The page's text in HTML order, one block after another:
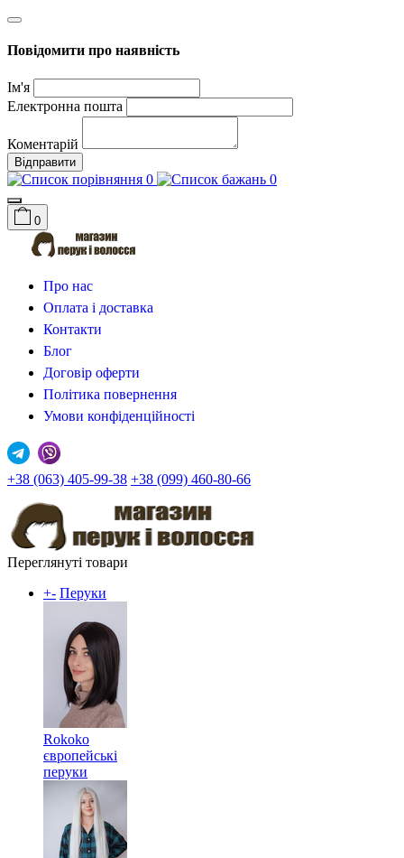
Повідомити про наявність
Ім'я
Електронна пошта
Коментарій
Відправити
0 0
0
Про нас
Оплата і доставка
Контакти
Блог
Договір оферти
Політика повернення
Умови конфіденційності
+38 (063) 405-99-38 +38 (099) 460-80-66
Переглянуті товари
+- Перуки
Rokoko
європейські
перуки